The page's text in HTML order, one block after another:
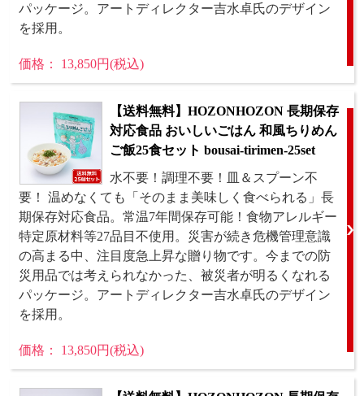
パッケージ。アートディレクター吉水卓氏のデザイン
を採用。
価格： 13,850円(税込)
【送料無料】HOZONHOZON 長期保存
対応食品 おいしいごはん 和風ちりめん
ご飯25食セット bousai-tirimen-25set
水不要！調理不要！皿＆スプーン不
要！ 温めなくても「そのまま美味しく食べられる」長
期保存対応食品。常温7年間保存可能！食物アレルギー
特定原材料等27品目不使用。災害が続き危機管理意識
の高まる中、注目度急上昇な贈り物です。今までの防
災用品では考えられなかった、被災者が明るくなれる
パッケージ。アートディレクター吉水卓氏のデザイン
を採用。
価格： 13,850円(税込)